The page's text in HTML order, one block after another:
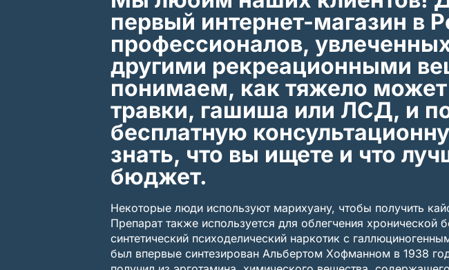
первый интернет-магазин в
профессионалов,
другими рекреационными
понимаем, как тяжело
травки, гашиша или ЛСД, и
бесплатную
знать, что вы ищете и что
бюджет.
Некоторые люди используют марихуану, чтобы получить
Препарат также используется для облегчения
синтетический психоделический наркотик с
был впервые синтезирован Альбертом Хофманном в 1938